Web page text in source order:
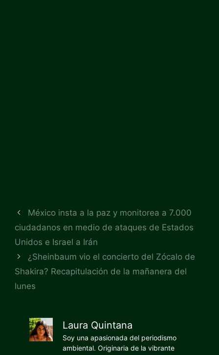
México insta a la paz y monitorea a 7.000
ciudadanos en medio de ataques de Estados
Unidos e Israel a Irán
¿Sheinbaum vio el concierto del Zócalo de
Shakira? Recapitulación de la mañanera del
lunes
Laura Quintana
Soy una apasionada del periodismo
ambiental. Originaria de la vibrante